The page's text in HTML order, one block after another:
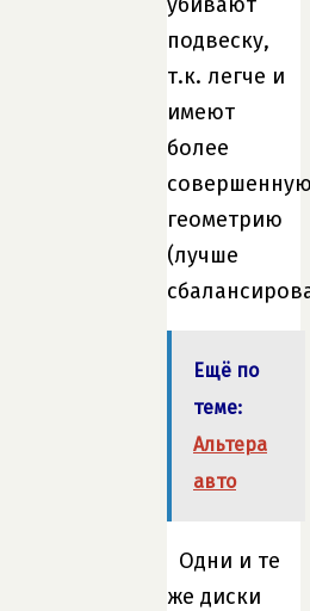
подвеску,
т.к. легче и
имеют
более
геометрию
(лучше
Ещё по
теме:
Альтера
авто
Одни и те
же диски